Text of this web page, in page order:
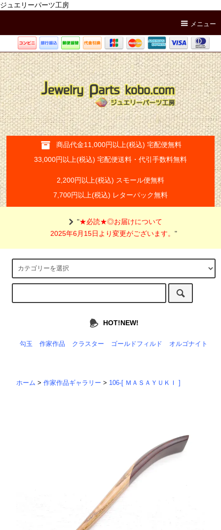
ジュエリーパーツ工房
メニュー
商品代金11,000円以上(税込) 宅配便無料
33,000円以上(税込) 宅配便送料・代引手数料無料
2,200円以上(税込) スモール便無料
7,700円以上(税込) レターパック無料
"★必読★◎お届けについて
2025年6月15日より変更がございます。"
HOT!NEW!
勾玉 作家作品 クラスター ゴールドフィルド オルゴナイト
ホーム >作家作品ギャラリー > 106-[ ＭＡＳＡＹＵＫＩ ]